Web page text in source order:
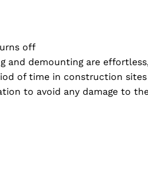
off
and demounting are
of time in construction
to avoid any damage to